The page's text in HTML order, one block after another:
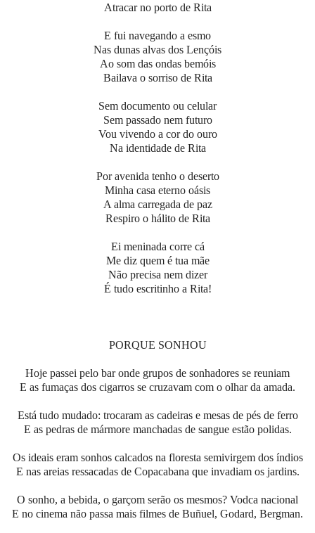
Atracar no porto de Rita
E fui navegando a esmo
Nas dunas alvas dos Lençóis
Ao som das ondas bemóis
Bailava o sorriso de Rita
Sem documento ou celular
Sem passado nem futuro
Vou vivendo a cor do ouro
Na identidade de Rita
Por avenida tenho o deserto
Minha casa eterno oásis
A alma carregada de paz
Respiro o hálito de Rita
Ei meninada corre cá
Me diz quem é tua mãe
Não precisa nem dizer
É tudo escritinho a Rita!
PORQUE SONHOU
Hoje passei pelo bar onde grupos de sonhadores se reuniam
E as fumaças dos cigarros se cruzavam com o olhar da amada.
Está tudo mudado: trocaram as cadeiras e mesas de pés de ferro
E as pedras de mármore manchadas de sangue estão polidas.
Os ideais eram sonhos calcados na floresta semivirgem dos índios
E nas areias ressacadas de Copacabana que invadiam os jardins.
O sonho, a bebida, o garçom serão os mesmos? Vodca nacional
E no cinema não passa mais filmes de Buñuel, Godard, Bergman.